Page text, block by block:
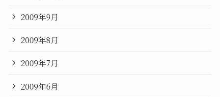
2009年9月
2009年8月
2009年7月
2009年6月